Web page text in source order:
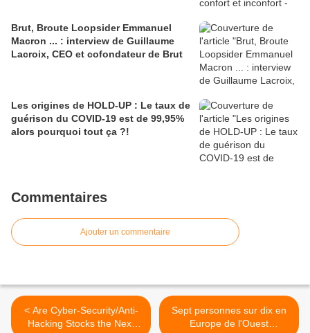
Brut, Broute Loopsider Emmanuel
Macron ... : interview de Guillaume
Lacroix, CEO et cofondateur de Brut
Les origines de HOLD-UP : Le taux de
guérison du COVID-19 est de 99,95%
alors pourquoi tout ça ?!
Commentaires
Ajouter un commentaire
< Are Cyber-Security/Anti-
Hacking Stocks the Next
Sept personnes sur dix en
Europe de l'Ouest